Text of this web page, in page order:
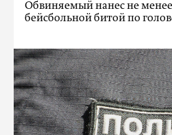
Обвиняемый нанес не менее
бейсбольной битой по